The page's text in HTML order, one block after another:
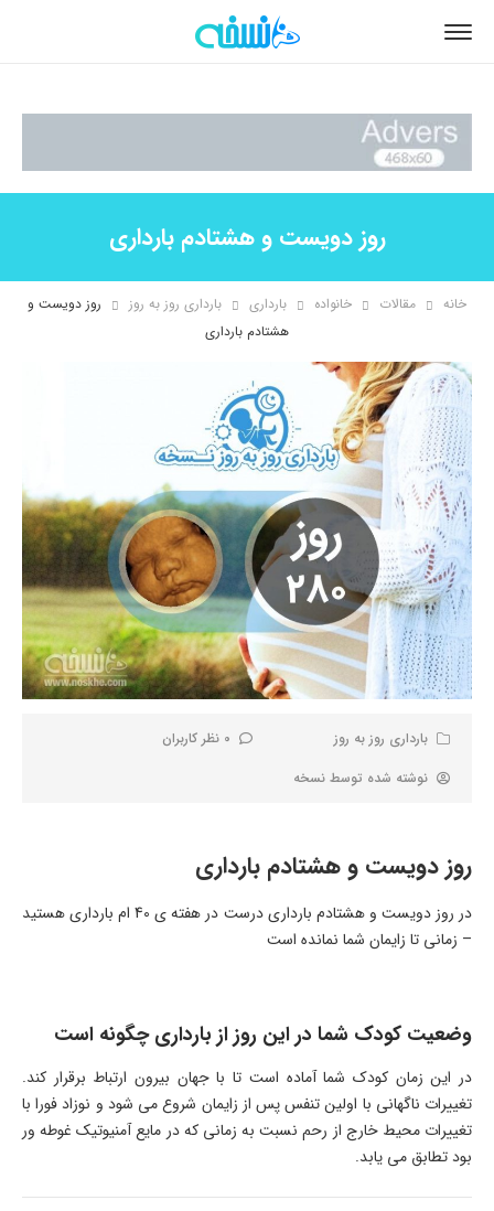
روز دویست و هشتادم بارداری
خانه مقالات خانواده بارداری بارداری روز به روز
روز دویست و
هشتادم بارداری
بارداری روز به روز
0 نظر کاربران
نوشته شده توسط نسخه
روز دویست و هشتادم بارداری
در روز دویست و هشتادم بارداری درست در هفته ی 40 ام بارداری هستید
– زمانی تا زایمان شما نمانده است
وضعیت کودک شما در این روز از بارداری چگونه است
در این زمان کودک شما آماده است تا با جهان بیرون ارتباط برقرار کند.
تغییرات ناگهانی با اولین تنفس پس از زایمان شروع می شود و نوزاد فورا با
تغییرات محیط خارج از رحم نسبت به زمانی که در مایع آمنیوتیک غوطه ور
بود تطابق می یابد.